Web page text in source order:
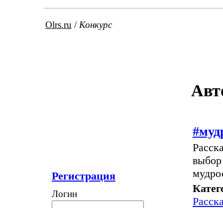
Olrs.ru / Конкурс
Регистрация
Логин
выбор